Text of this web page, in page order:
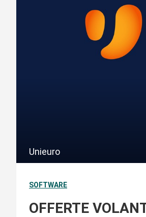
Unieuro
SOFTWARE
OFFERTE